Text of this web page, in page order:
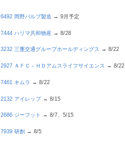
6492 岡野バルブ製造 → 9月予定
7444 ハリマ共和物産→ 8/28
3232 三重交通グループホールディングス → 8/22
2927 ＡＦＣ－ＨＤアムスライフサイエンス → 8/22
7461 キムラ → 8/22
2132 アイレップ→ 8/15
2686 ジーフット → 8/7、5/15
7939 研創 → 8/5